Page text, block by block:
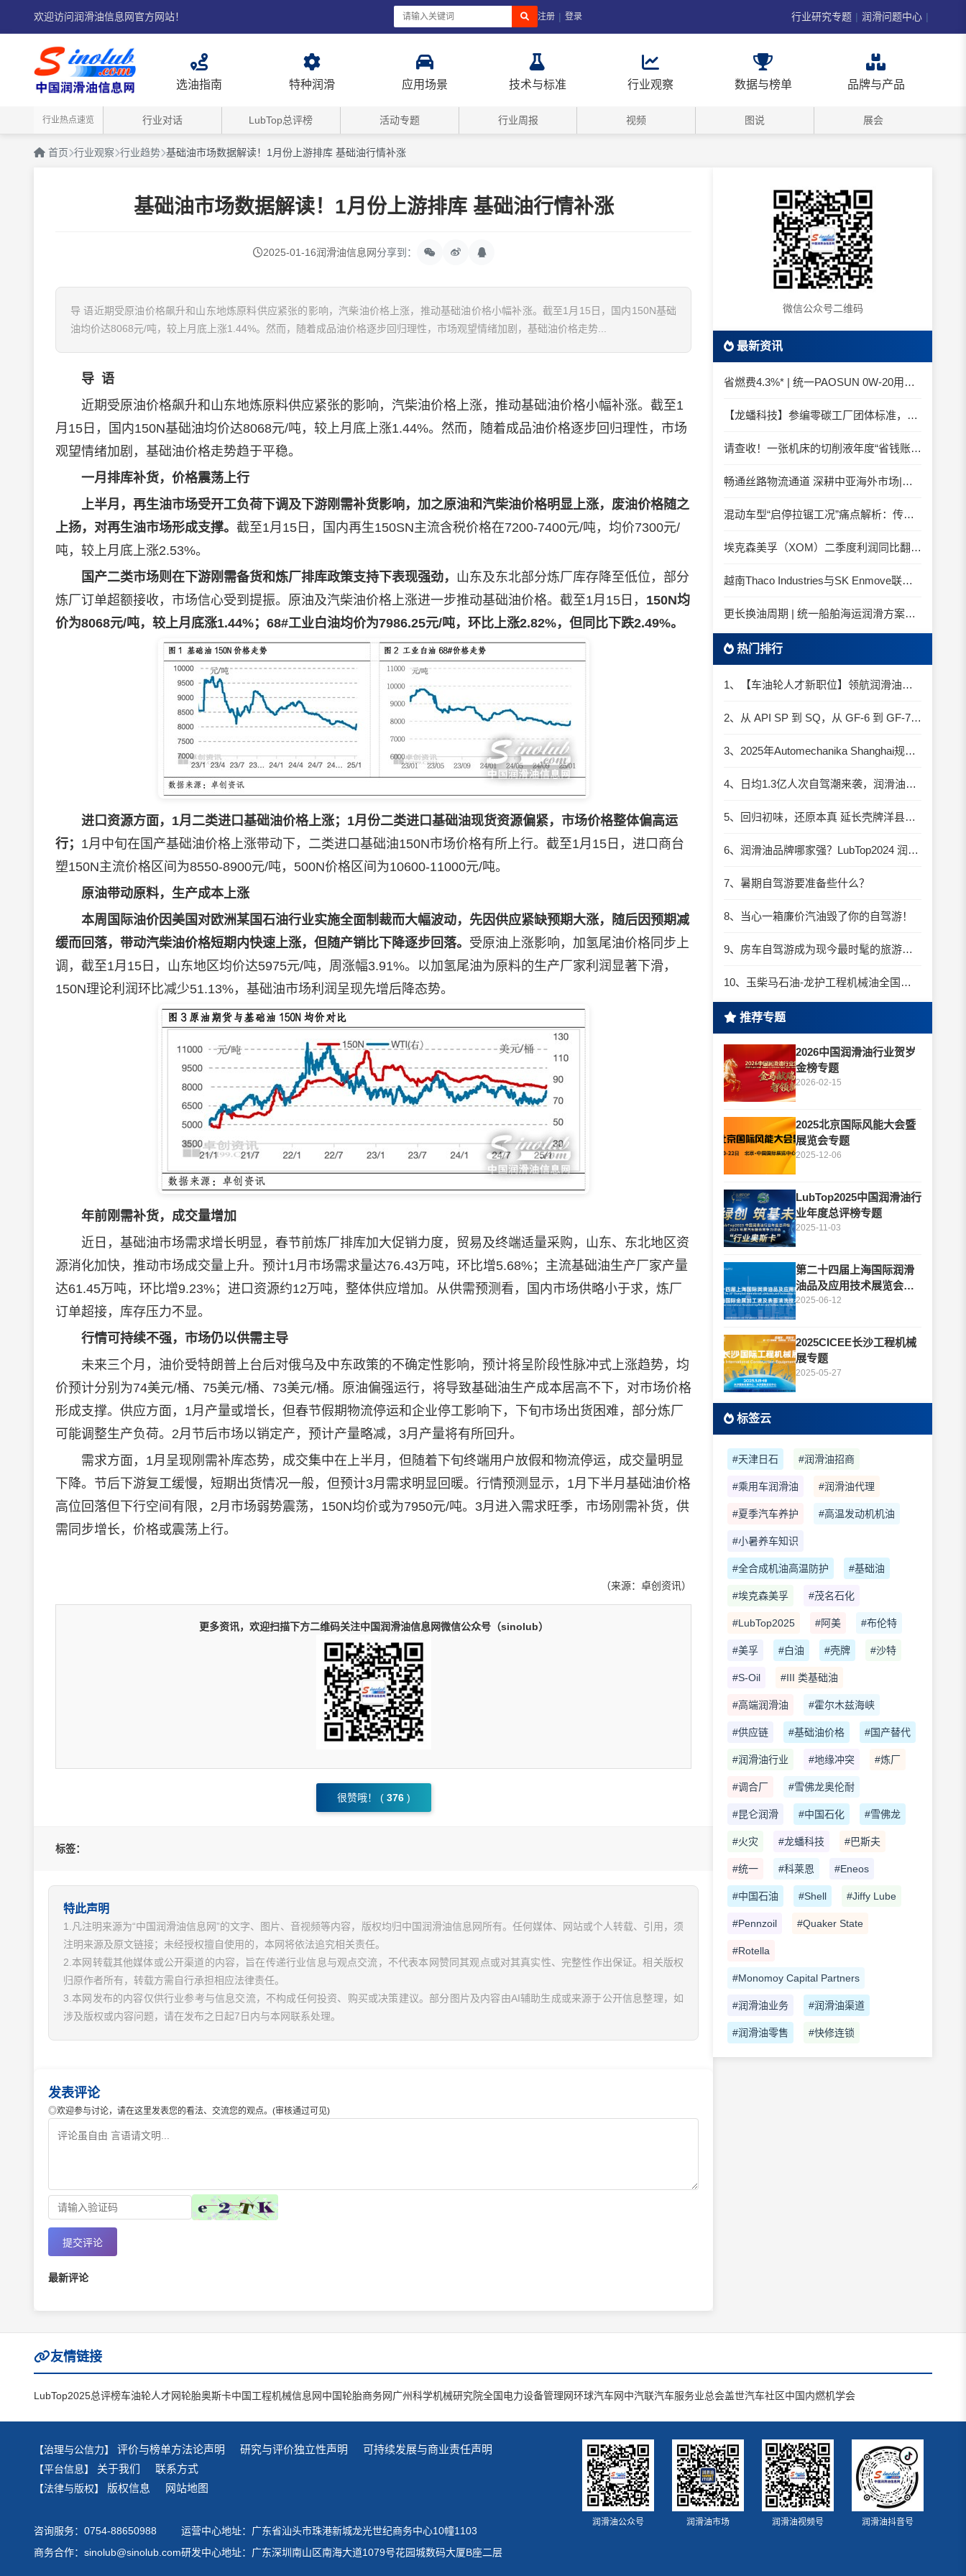
欢迎访问润滑油信息网官方网站！ 注册 | 登录 行业研究专题 | 润滑问题中心 |
选油指南 特种润滑 应用场景 技术与标准 行业观察 数据与榜单 品牌与产品
行业热点速览 行业对话 LubTop总评榜 活动专题 行业周报 视频 图说 展会
首页 行业观察 行业趋势 基础油市场数据解读！1月份上游排库 基础油行情补涨
基础油市场数据解读！1月份上游排库 基础油行情补涨
2025-01-16润滑油信息网分享到：
导 语近期受原油价格飙升和山东地炼原料供应紧张的影响，汽柴油价格上涨，推动基础油价格小幅补涨。截至1月15日，国内150N基础
油均价达8068元/吨，较上月底上涨1.44%。然而，随着成品油价格逐步回归理性，市场观望情绪加剧，基础油价格走势...
导 语
近期受原油价格飙升和山东地炼原料供应紧张的影响，汽柴油价格上涨，推动基础油价格小幅补涨。截至1
月15日，国内150N基础油均价达8068元/吨，较上月底上涨1.44%。然而，随着成品油价格逐步回归理性，市场
观望情绪加剧，基础油价格走势趋于平稳。
一月排库补货，价格震荡上行
上半月，再生油市场受开工负荷下调及下游刚需补货影响，加之原油和汽柴油价格明显上涨，废油价格随之
上扬，对再生油市场形成支撑。 截至1月15日，国内再生150SN主流含税价格在7200-7400元/吨，均价7300元/
吨，较上月底上涨2.53%。
国产二类市场则在下游刚需备货和炼厂排库政策支持下表现强劲， 山东及东北部分炼厂库存降至低位，部分
炼厂订单超额接收，市场信心受到提振。原油及汽柴油价格上涨进一步推动基础油价格。截至1月15日， 150N均
价为8068元/吨，较上月底涨1.44%；68#工业白油均价为7986.25元/吨，环比上涨2.82%，但同比下跌2.49%。
进口资源方面，1月二类进口基础油价格上涨；1月份二类进口基础油现货资源偏紧，市场价格整体偏高运
行； 1月中旬在国产基础油价格上涨带动下，二类进口基础油150N市场价格有所上行。截至1月15日，进口商台
塑150N主流价格区间为8550-8900元/吨，500N价格区间为10600-11000元/吨。
原油带动原料，生产成本上涨
本周国际油价因美国对欧洲某国石油行业实施全面制裁而大幅波动，先因供应紧缺预期大涨，随后因预期减
缓而回落，带动汽柴油价格短期内快速上涨，但随产销比下降逐步回落。 受原油上涨影响，加氢尾油价格同步上
调，截至1月15日，山东地区均价达5975元/吨，周涨幅3.91%。以加氢尾油为原料的生产厂家利润显著下滑，
150N理论利润环比减少51.13%，基础油市场利润呈现先增后降态势。
年前刚需补货，成交量增加
近日，基础油市场需求增长明显，春节前炼厂排库加大促销力度，贸易及终端适量采购，山东、东北地区资
源消化加快，推动市场成交量上升。预计1月市场需求量达76.43万吨，环比增5.68%；主流基础油生产厂家产量
达61.45万吨，环比增9.23%；进口资源约12万吨，整体供应增加。从供需预测看，国内市场供略小于求，炼厂
订单超接，库存压力不显。
行情可持续不强，市场仍以供需主导
未来三个月，油价受特朗普上台后对俄乌及中东政策的不确定性影响，预计将呈阶段性脉冲式上涨趋势，均
价预计分别为74美元/桶、75美元/桶、73美元/桶。原油偏强运行，将导致基础油生产成本居高不下，对市场价格
形成支撑。供应方面，1月产量或增长，但春节假期物流停运和企业停工影响下，下旬市场出货困难，部分炼厂
可能调整生产负荷。2月节后市场以销定产，预计产量略减，3月产量将有所回升。
需求方面，1月呈现刚需补库态势，成交集中在上半月，但随着下旬终端用户放假和物流停运，成交量明显
下降。节后下游复工缓慢，短期出货情况一般，但预计3月需求明显回暖。行情预测显示，1月下半月基础油价格
高位回落但下行空间有限，2月市场弱势震荡，150N均价或为7950元/吨。3月进入需求旺季，市场刚需补货，供
需同步增长，价格或震荡上行。
（来源：卓创资讯）
更多资讯，欢迎扫描下方二维码关注中国润滑油信息网微信公众号（sinolub）
很赞哦！ ( 376 )
标签：
特此声明
1.凡注明来源为“中国润滑油信息网”的文字、图片、音视频等内容，版权均归中国润滑油信息网所有。任何媒体、网站或个人转载、引用，须
注明来源及原文链接；未经授权擅自使用的，本网将依法追究相关责任。
2.本网转载其他媒体或公开渠道的内容，旨在传递行业信息与观点交流，不代表本网赞同其观点或对其真实性、完整性作出保证。相关版权
归原作者所有，转载方需自行承担相应法律责任。
3.本网发布的内容仅供行业参考与信息交流，不构成任何投资、购买或决策建议。部分图片及内容由AI辅助生成或来源于公开信息整理，如
涉及版权或内容问题，请在发布之日起7日内与本网联系处理。
发表评论
◎欢迎参与讨论，请在这里发表您的看法、交流您的观点。(审核通过可见)
提交评论
最新评论
微信公众号二维码
最新资讯
省燃费4.3%* | 统一PAOSUN 0W-20用认证和标准说话
【龙蟠科技】参编零碳工厂团体标准，龙蟠科技以绿色智造锚定零碳未来
请查收！一张机床的切削液年度“省钱账单”
畅通丝路物流通道 深耕中亚海外市场|中国石化SINOPEC润滑油北京-阿拉木图图定班列顺利抵达
混动车型“启停拉锯工况”痛点解析：传统机油为何频繁出现油泥堆积？
埃克森美孚（XOM）二季度利润同比翻倍 创2022年以来新高
越南Thaco Industries与SK Enmove联手合作润滑油
更长换油周期 | 统一船舶海运润滑方案与你并肩征服海况运维考验
热门排行
1、【车油轮人才新职位】领航润滑油优质职位招聘
2、从 API SP 到 SQ，从 GF-6 到 GF-7：润滑油技术壁垒再升高，你准备好了吗？
3、2025年Automechanika Shanghai规模再度扩大：首次启用国家会展中心（上海）全部15个展馆
4、日均1.3亿人次自驾潮来袭，润滑油行业解锁增长新密码​
5、回归初味，还原本真 延长壳牌洋县踏春自驾游
6、润滑油品牌哪家强？LubTop2024 润滑油总评榜荣耀张榜
7、暑期自驾游要准备些什么？
8、当心一箱廉价汽油毁了你的自驾游！
9、房车自驾游成为现今最时髦的旅游方式
10、玉柴马石油-龙护工程机械油全国招商丨卓越的品质，专业的品牌！
推荐专题
2026中国润滑油行业贺岁
金榜专题
2026-02-15
2025北京国际风能大会暨
展览会专题
2025-12-06
LubTop2025中国润滑油行
业年度总评榜专题
2025-11-03
第二十四届上海国际润滑
油品及应用技术展览会专
题
2025-06-12
2025CICEE长沙工程机械
展专题
2025-05-27
标签云
#天津日石 #润滑油招商
#乘用车润滑油 #润滑油代理
#夏季汽车养护 #高温发动机机油
#小暑养车知识
#全合成机油高温防护 #基础油
#埃克森美孚 #茂名石化
#LubTop2025 #阿美 #布伦特
#美孚 #白油 #壳牌 #沙特
#S-Oil #III 类基础油
#高端润滑油 #霍尔木兹海峡
#供应链 #基础油价格 #国产替代
#润滑油行业 #地缘冲突 #炼厂
#调合厂 #雪佛龙奥伦耐
#昆仑润滑 #中国石化 #雪佛龙
#火灾 #龙蟠科技 #巴斯夫
#统一 #科莱恩 #Eneos
#中国石油 #Shell #Jiffy Lube
#Pennzoil #Quaker State
#Rotella
#Monomoy Capital Partners
#润滑油业务 #润滑油渠道
#润滑油零售 #快修连锁
友情链接
LubTop2025总评榜车油轮人才网轮胎奥斯卡中国工程机械信息网中国轮胎商务网广州科学机械研究院全国电力设备管理网环球汽车网中汽联汽车服务业总会盖世汽车社区中国内燃机学会
【治理与公信力】 评价与榜单方法论声明 研究与评价独立性声明 可持续发展与商业责任声明
【平台信息】 关于我们 联系方式
【法律与版权】 版权信息 网站地图
咨询服务：0754-88650988
商务合作：sinolub@sinolub.com
运营中心地址：广东省汕头市珠港新城龙光世纪商务中心10幢1103
研发中心地址：广东深圳南山区南海大道1079号花园城数码大厦B座二层
润滑油公众号 润滑油市场 润滑油视频号 润滑油抖音号